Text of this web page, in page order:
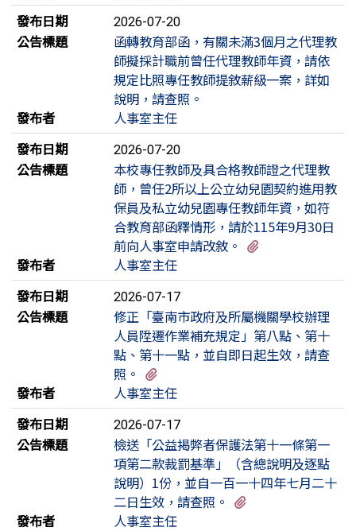
發布日期
2026-07-20
公告標題
函轉教育部函，有關未滿3個月之代理教
師擬採計職前曾任代理教師年資，請依
規定比照專任教師提敘薪級一案，詳如
說明，請查照。
發布者
人事室主任
發布日期
2026-07-20
公告標題
本校專任教師及具合格教師證之代理教
師，曾任2所以上公立幼兒園契約進用教
保員及私立幼兒園專任教師年資，如符
合教育部函釋情形，請於115年9月30日
前向人事室申請改敘。
發布者
人事室主任
發布日期
2026-07-17
公告標題
修正「臺南市政府及所屬機關學校辦理
人員陞遷作業補充規定」第八點、第十
點、第十一點，並自即日起生效，請查
照。
發布者
人事室主任
發布日期
2026-07-17
公告標題
檢送「公益揭弊者保護法第十一條第一
項第二款裁罰基準」（含總說明及逐點
說明）1份，並自一百一十四年七月二十
二日生效，請查照。
發布者
人事室主任